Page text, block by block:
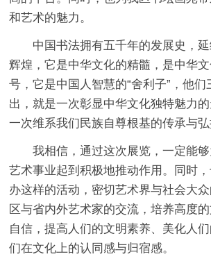
和艺术的魅力。
中国书法拥有五千年的发展史，
辉煌，它是中华文化的精髓，是中华
号，它是中国人智慧的“舍利子”，他
出，就是一次彰显中华文化独特魅力
一次维系我们民族自尊根基的传承与弘
我相信，通过这次展览，一定能
艺术事业起到积极地推动作用。同时
办这样的活动，密切艺术界与社会大
区与省内外艺术家的交流，培养高度
自信，提高人们的文明素养、美化人
们在文化上的认同感与归宿感。